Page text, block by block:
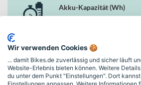
stabiles, kontrolliertes Fahrgefühl auf
Akku-Kapazität (Wh)
Mehr anzeigen
Wir verwenden Cookies 🍪
... damit Bikes.de zuverlässig und sicher läuft
Website-Erlebnis bieten können. Weitere
du unter dem Punkt "Einstellungen". Dort